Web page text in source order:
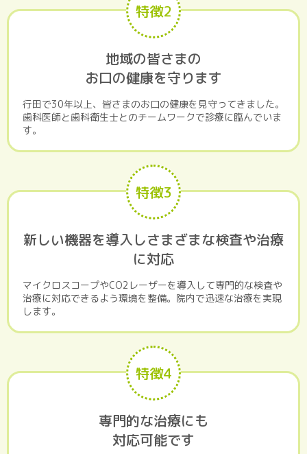
特徴2
地域の皆さまの
お口の健康を守ります
行田で30年以上、皆さまのお口の健康を見守ってきました。
歯科医師と歯科衛生士とのチームワークで診療に臨んでいま
す。
特徴3
新しい機器を導入しさまざまな検査や治療
に対応
マイクロスコープやCO2レーザーを導入して専門的な検査や
治療に対応できるよう環境を整備。院内で迅速な治療を実現
します。
特徴4
専門的な治療にも
対応可能です